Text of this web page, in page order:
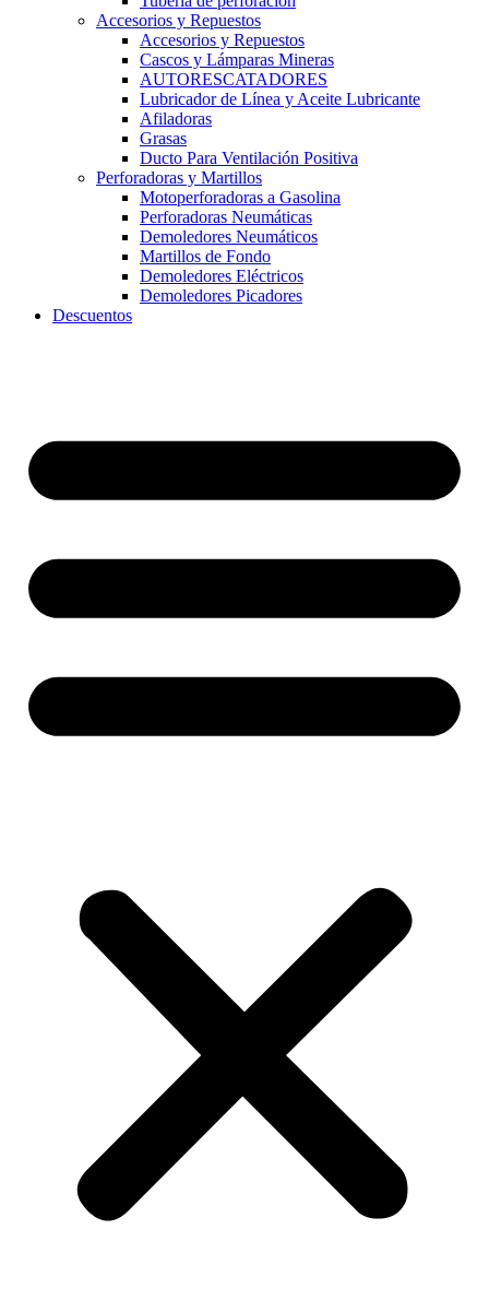
Accesorios y Repuestos
Accesorios y Repuestos
Cascos y Lámparas Mineras
AUTORESCATADORES
Lubricador de Línea y Aceite Lubricante
Afiladoras
Grasas
Ducto Para Ventilación Positiva
Perforadoras y Martillos
Motoperforadoras a Gasolina
Perforadoras Neumáticas
Demoledores Neumáticos
Martillos de Fondo
Demoledores Eléctricos
Demoledores Picadores
Descuentos